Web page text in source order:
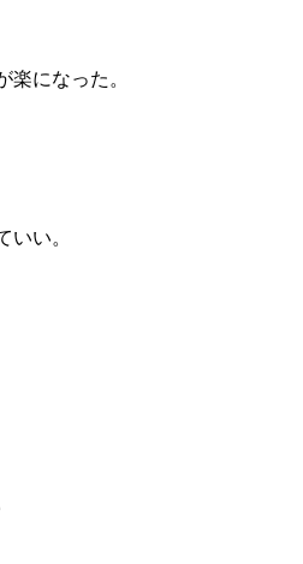
楽になった。
いい。